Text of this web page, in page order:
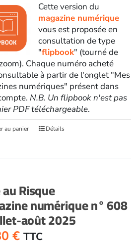
Cette version du
magazine numérique
vous est proposée en
consultation de type
"flipbook" (tourné de
Chaque numéro acheté
à partir de l'onglet "Mes
numériques" présent dans
N.B. Un flipbook n'est pas
PDF téléchargeable.
au panier Détails
Risque
numérique n° 608
août 2025
€ TTC